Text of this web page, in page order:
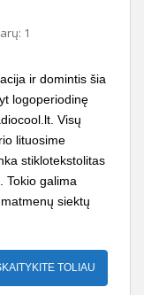
1
ir domintis šia
logoperiodinę
Visų
lituosime
stiklotekstolitas
Tokio galima
siektų
TOLIAU